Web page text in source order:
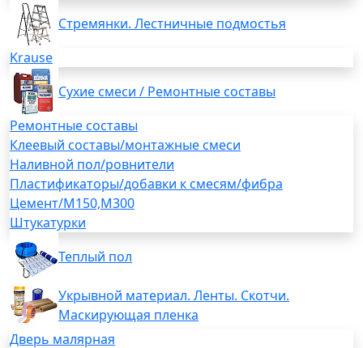
Стремянки. Лестничные подмостья
Krause
Сухие смеси / Ремонтные составы
Ремонтные составы
Клеевый составы/монтажные смеси
Наливной пол/ровнители
Пластификаторы/добавки к смесям/фибра
Цемент/М150,М300
Штукатурки
Теплый пол
Укрывной материал. Ленты. Скотчи.
Маскирующая пленка
Дверь малярная